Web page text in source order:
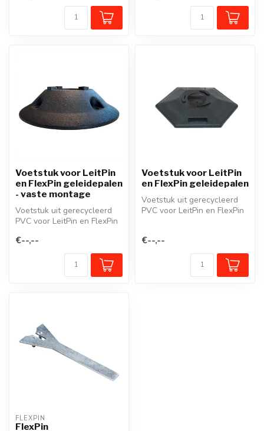
Voetstuk voor LeitPin
en FlexPin geleidepalen
- vaste montage
Voetstuk uit gerecycleerd
PVC voor LeitPin en FlexPin
€--,--
Voetstuk voor LeitPin
en FlexPin geleidepalen
Voetstuk uit gerecycleerd
PVC voor LeitPin en FlexPin
€--,--
FLEXPIN
FlexPin